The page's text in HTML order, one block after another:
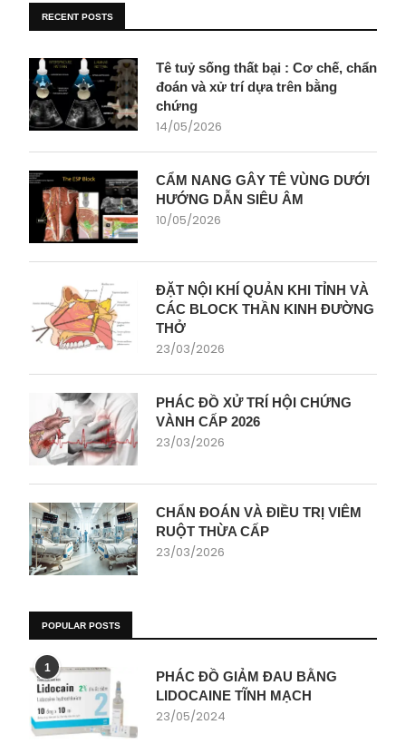
RECENT POSTS
Tê tuỷ sống thất bại : Cơ chế, chẩn
đoán và xử trí dựa trên bằng
chứng
14/05/2026
CẨM NANG GÂY TÊ VÙNG DƯỚI
HƯỚNG DẪN SIÊU ÂM
10/05/2026
ĐẶT NỘI KHÍ QUẢN KHI TỈNH VÀ
CÁC BLOCK THẦN KINH ĐƯỜNG
THỞ
23/03/2026
PHÁC ĐỒ XỬ TRÍ HỘI CHỨNG
VÀNH CẤP 2026
23/03/2026
CHẨN ĐOÁN VÀ ĐIỀU TRỊ VIÊM
RUỘT THỪA CẤP
23/03/2026
POPULAR POSTS
1
PHÁC ĐỒ GIẢM ĐAU BẰNG
LIDOCAINE TĨNH MẠCH
23/05/2024